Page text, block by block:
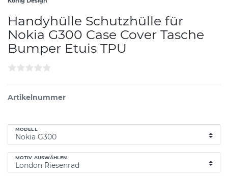
Handyhülle Schutzhülle für
Nokia G300 Case Cover Tasche
Bumper Etuis TPU
Artikelnummer
MODELL
MOTIV AUSWÄHLEN